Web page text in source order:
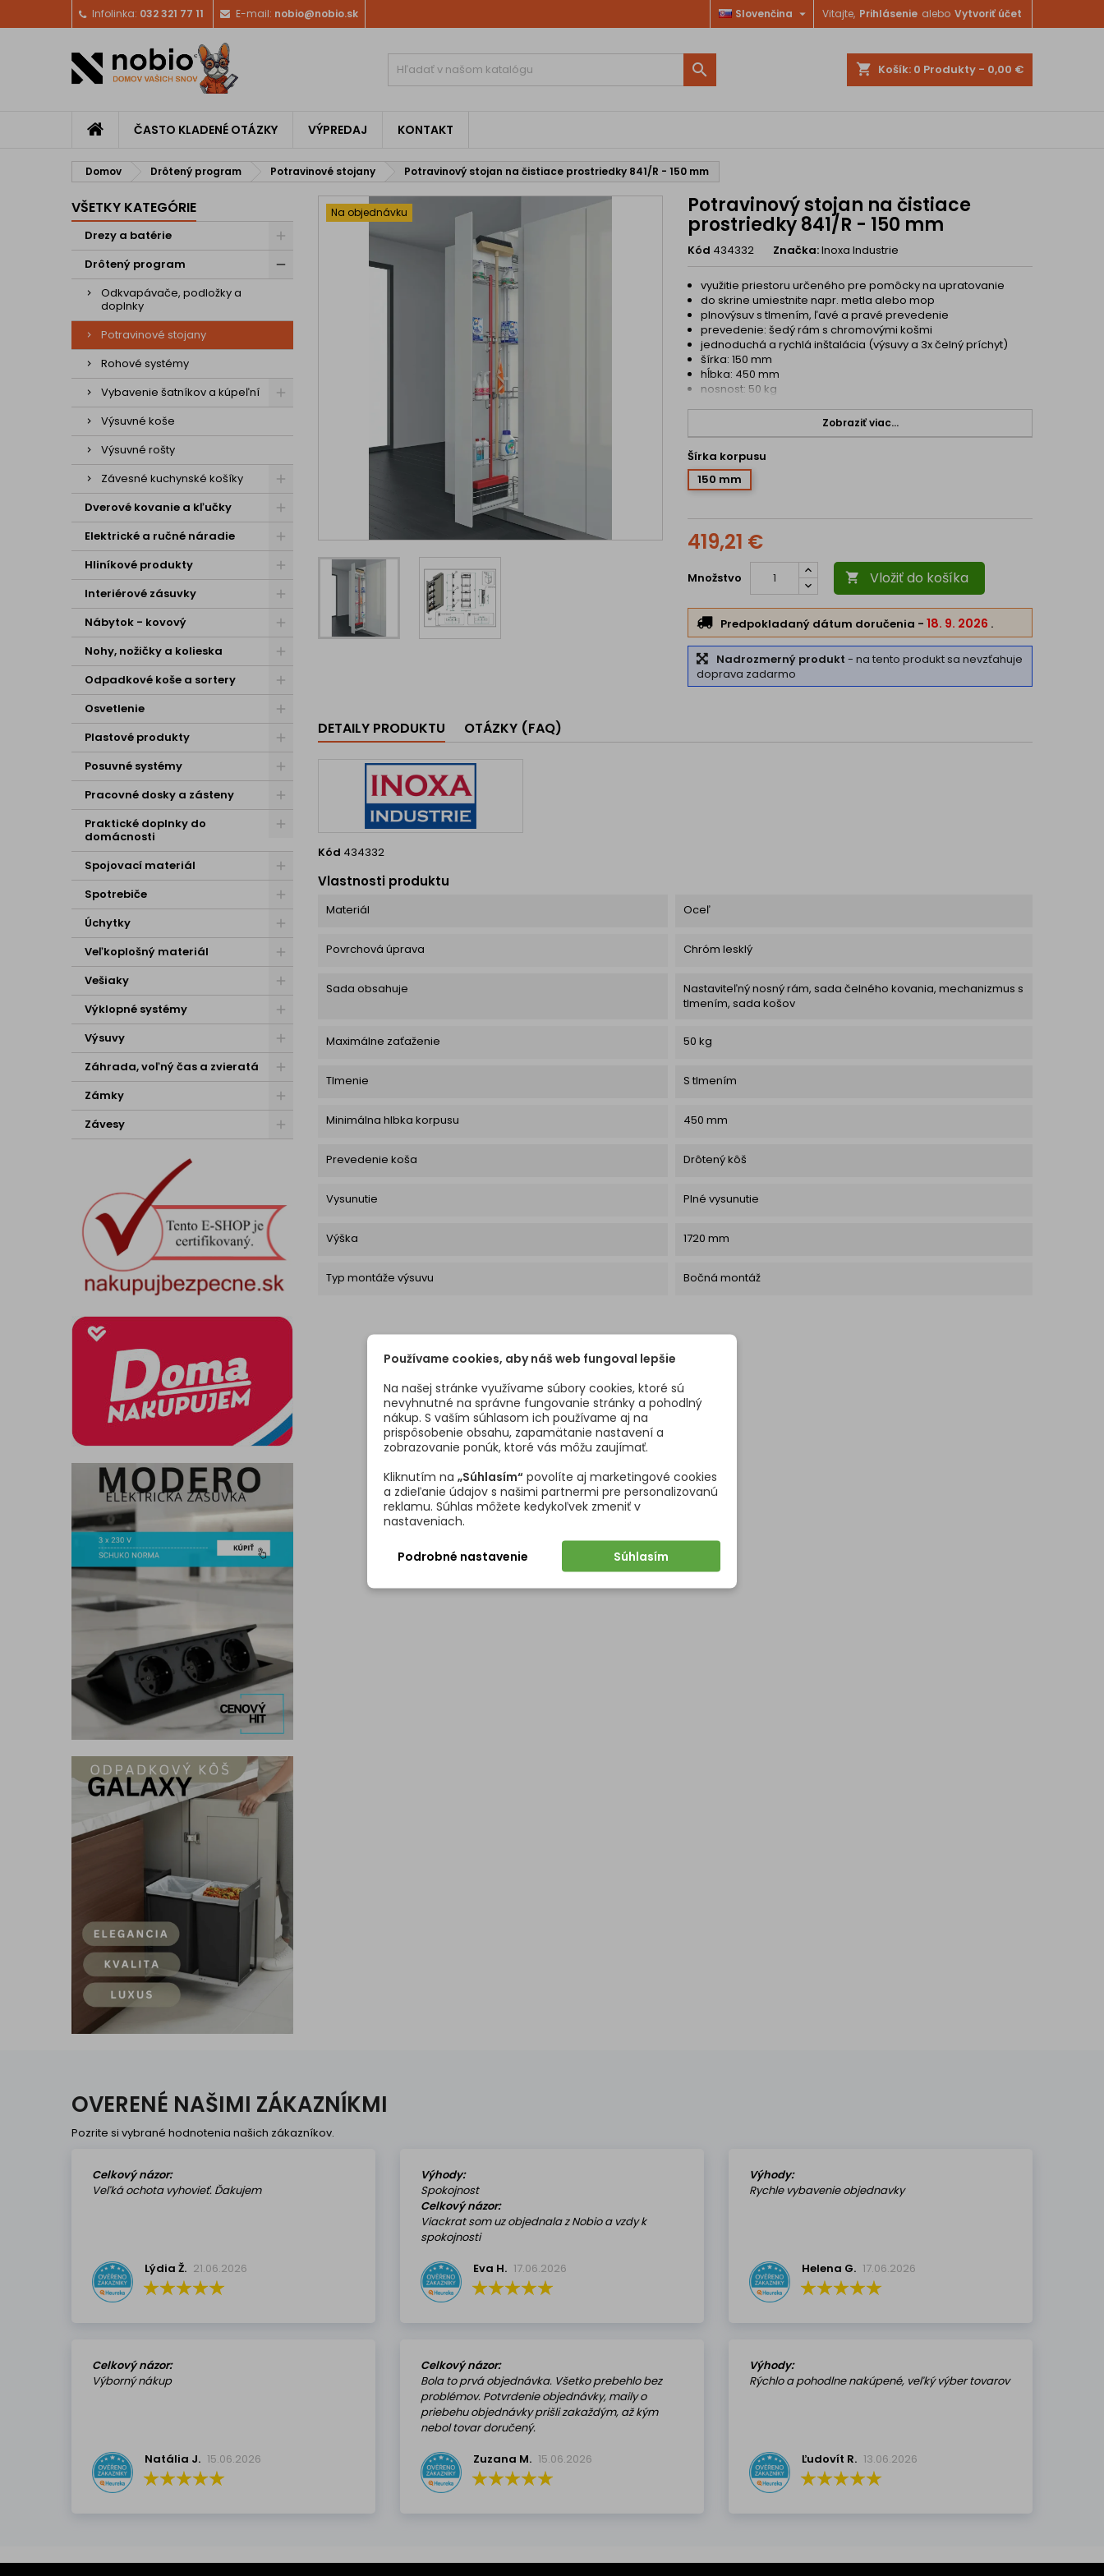
Infolinka: 032 321 77 11 E-mail: nobio@nobio.sk Vitajte, Prihlásenie alebo Vytvoriť účet
Slovenčina 
shopping_cart Košík: 0 Produkty - 0,00 €

ČASTO KLADENÉ OTÁZKY VÝPREDAJ KONTAKT
Domov Drôtený program Potravinové stojany Potravinový stojan na čistiace prostriedky 841/R - 150 mm
VŠETKY KATEGÓRIE
Drezy a batérie
Drôtený program
Odkvapávače, podložky a
doplnky
Potravinové stojany
Rohové systémy
Vybavenie šatníkov a kúpeľní
Výsuvné koše
Výsuvné rošty
Závesné kuchynské košíky
Dverové kovanie a kľučky
Elektrické a ručné náradie
Hliníkové produkty
Interiérové zásuvky
Nábytok - kovový
Nohy, nožičky a kolieska
Odpadkové koše a sortery
Osvetlenie
Plastové produkty
Posuvné systémy
Pracovné dosky a zásteny
Praktické doplnky do
domácnosti
Spojovací materiál
Spotrebiče
Úchytky
Veľkoplošný materiál
Vešiaky
Výklopné systémy
Výsuvy
Záhrada, voľný čas a zvieratá
Zámky
Závesy
Na objednávku Potravinový stojan na čistiace
prostriedky 841/R - 150 mm
Kód 434332 Značka:Inoxa Industrie
využitie priestoru určeného pre pomôcky na upratovanie
do skrine umiestnite napr. metla alebo mop
plnovýsuv s tlmením, ľavé a pravé prevedenie
prevedenie: šedý rám s chromovými košmi
jednoduchá a rychlá inštalácia (výsuvy a 3x čelný príchyt)
šírka: 150 mm
hĺbka: 450 mm
nosnost: 50 kg
Zobraziť viac...
Šírka korpusu
150 mm
419,21 €
Množstvo  Vložiť do košíka
Predpokladaný dátum doručenia - 18. 9. 2026 .
Nadrozmerný produkt - na tento produkt sa nevzťahuje
doprava zadarmo
DETAILY PRODUKTU OTÁZKY (FAQ)
Kód 434332
Vlastnosti produktu
Materiál Oceľ
Povrchová úprava Chróm lesklý
Sada obsahuje
Nastaviteľný nosný rám, sada čelného kovania, mechanizmus s
tlmením, sada košov
Maximálne zaťaženie 50 kg
Tlmenie S tlmením
Minimálna hlbka korpusu 450 mm
Prevedenie koša Drôtený kôš
Vysunutie Plné vysunutie
Výška 1720 mm
Typ montáže výsuvu Bočná montáž
OVERENÉ NAŠIMI ZÁKAZNÍKMI
Pozrite si vybrané hodnotenia našich zákazníkov.
Celkový názor:
Veľká ochota vyhovieť. Ďakujem
Lýdia Ž. 21.06.2026
Výhody:
Spokojnost
Celkový názor:
Viackrat som uz objednala z Nobio a vzdy k
spokojnosti
Eva H. 17.06.2026
Výhody:
Rychle vybavenie objednavky
Helena G. 17.06.2026
Celkový názor:
Výborný nákup
Natália J. 15.06.2026
Celkový názor:
Bola to prvá objednávka. Všetko prebehlo bez
problémov. Potvrdenie objednávky, maily o
priebehu objednávky prišli zakaždým, až kým
nebol tovar doručený.
Zuzana M. 15.06.2026
Výhody:
Rýchlo a pohodlne nakúpené, veľký výber tovarov
Ľudovít R. 13.06.2026
Používame cookies, aby náš web fungoval lepšie
Na našej stránke využívame súbory cookies, ktoré sú
nevyhnutné na správne fungovanie stránky a pohodlný
nákup. S vaším súhlasom ich používame aj na
prispôsobenie obsahu, zapamätanie nastavení a
zobrazovanie ponúk, ktoré vás môžu zaujímať.
Kliknutím na „Súhlasím“ povolíte aj marketingové cookies
a zdieľanie údajov s našimi partnermi pre personalizovanú
reklamu. Súhlas môžete kedykoľvek zmeniť v
nastaveniach.
Podrobné nastavenie Súhlasím